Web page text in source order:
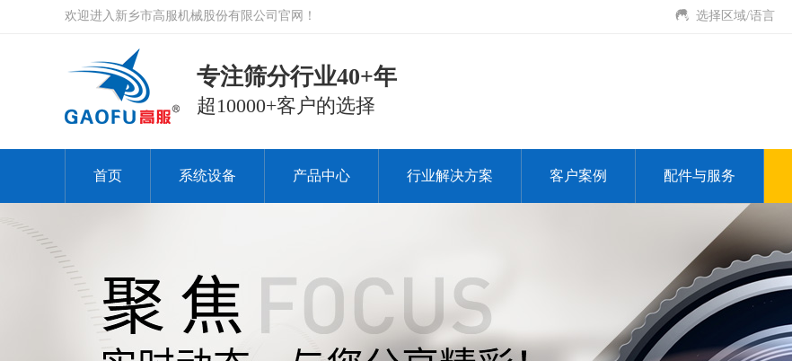
选择区域/语言
欢迎进入新乡市高服机械股份有限公司官网！
专注筛分行业40+年
超10000+客户的选择
首页 系统设备 产品中心 行业解决方案 客户案例 配件与服务